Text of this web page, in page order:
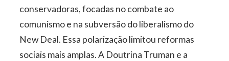
conservadoras, focadas no combate ao
comunismo e na subversão do liberalismo do
New Deal. Essa polarização limitou reformas
sociais mais amplas. A Doutrina Truman e a